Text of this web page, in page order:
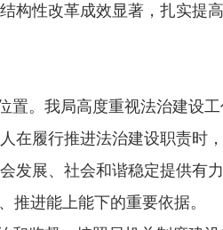
构性改革成效显著，扎实
置。 我局高度重视法治建设
在履行推进法治建设职责
发展、社会和谐稳定提供
推进能上能下的重要依据。